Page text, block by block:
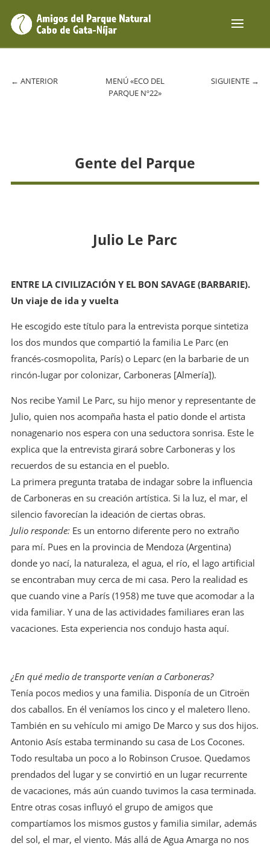
← ANTERIOR
MENÚ «ECO DEL
PARQUE Nº22»
SIGUIENTE →
Gente del Parque
Julio Le Parc
ENTRE LA CIVILIZACIÓN Y EL BON SAVAGE (BARBARIE).
Un viaje de ida y vuelta
He escogido este título para la entrevista porque sintetiza
los dos mundos que compartió la familia Le Parc (en
francés-cosmopolita, París) o Leparc (en la barbarie de un
rincón-lugar por colonizar, Carboneras [Almería]).
Nos recibe Yamil Le Parc, su hijo menor y representante de
Julio, quien nos acompaña hasta el patio donde el artista
nonagenario nos espera con una seductora sonrisa. Este le
explica que la entrevista girará sobre Carboneras y los
recuerdos de su estancia en el pueblo.
La primera pregunta trataba de indagar sobre la influencia
de Carboneras en su creación artística. Si la luz, el mar, el
silencio favorecían la ideación de ciertas obras.
Julio responde:Es un entorno diferente pero no extraño
para mí. Pues en la provincia de Mendoza (Argentina)
donde yo nací, la naturaleza, el agua, el río, el lago artificial
se encontraban muy cerca de mi casa. Pero la realidad es
que cuando vine a París (1958) me tuve que acomodar a la
vida familiar. Y una de las actividades familiares eran las
vacaciones. Esta experiencia nos condujo hasta aquí.
¿En qué medio de transporte venían a Carboneras?
Tenía pocos medios y una familia. Disponía de un Citroën
dos caballos. En él veníamos los cinco y el maletero lleno.
También en su vehículo mi amigo De Marco y sus dos hijos.
Antonio Asís estaba terminando su casa de Los Cocones.
Todo resultaba un poco a lo Robinson Crusoe. Quedamos
prendados del lugar y se convirtió en un lugar recurrente
de vacaciones, más aún cuando tuvimos la casa terminada.
Entre otras cosas influyó el grupo de amigos que
compartíamos los mismos gustos y familia similar, además
del sol, el mar, el viento. Más allá de Agua Amarga no nos